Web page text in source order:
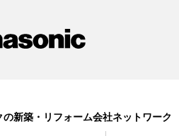
の新築・リフォーム会社ネットワーク